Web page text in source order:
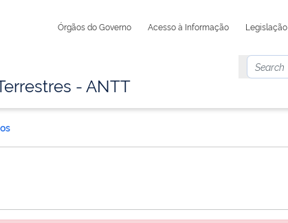
Órgãos do Governo Acesso à Informação Legislação
- ANTT